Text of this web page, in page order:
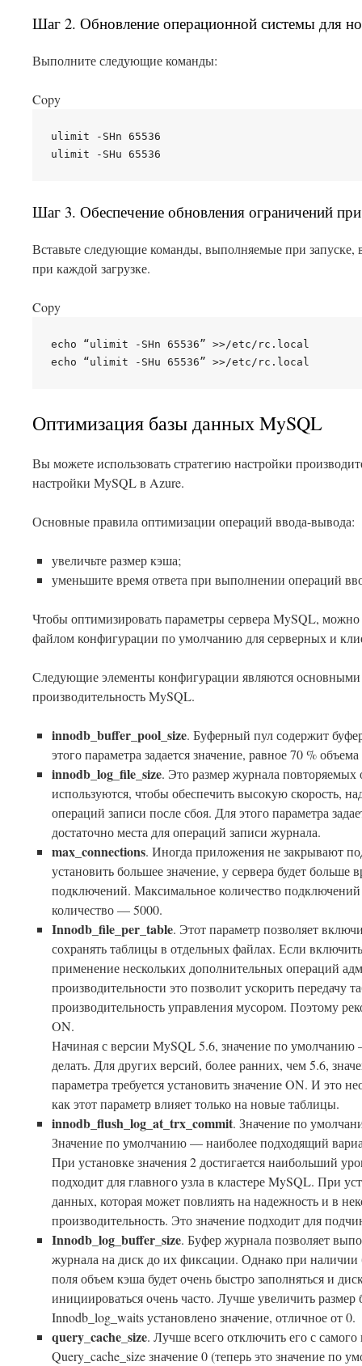
Шаг 2. Обновление операционной системы для
Выполните следующие команды:
Copy
ulimit -SHn 65536
Шаг 3. Обеспечение обновления ограничений при
Вставьте следующие команды, выполняемые при
при каждой загрузке.
Copy
echo “ulimit -SHn 65536” >>/etc/rc.local
Оптимизация базы данных MySQL
Вы можете использовать стратегию настройки
настройки MySQL в Azure.
Основные правила оптимизации операций ввода-вывода:
увеличьте размер кэша;
уменьшите время ответа при выполнении операций
Чтобы оптимизировать параметры сервера MySQL,
файлом конфигурации по умолчанию для серверных и
Следующие элементы конфигурации являются
производительность MySQL.
innodb_buffer_pool_size. Буферный пул содержит
этого параметра задается значение, равное 70 %
innodb_log_file_size. Это размер журнала
используются, чтобы обеспечить высокую скорость,
операций записи после сбоя. Для этого параметра
достаточно места для операций записи журнала.
max_connections. Иногда приложения не закрывают
установить большее значение, у сервера будет
подключений. Максимальное количество
количество — 5000.
Innodb_file_per_table. Этот параметр позволяет
сохранять таблицы в отдельных файлах. Если
применение нескольких дополнительных операций
производительности это позволит ускорить передачу
производительность управления мусором. Поэтому
ON.
Начиная с версии MySQL 5.6, значение по
делать. Для других версий, более ранних, чем 5.6,
параметра требуется установить значение ON. И это
как этот параметр влияет только на новые таблицы.
innodb_flush_log_at_trx_commit. Значение по
Значение по умолчанию — наиболее подходящий
При установке значения 2 достигается наибольший
подходит для главного узла в кластере MySQL. При
данных, которая может повлиять на надежность и в
производительность. Это значение подходит для
Innodb_log_buffer_size. Буфер журнала позволяет
журнала на диск до их фиксации. Однако при наличии
поля объем кэша будет очень быстро заполняться и
инициироваться очень часто. Лучше увеличить
Innodb_log_waits установлено значение, отличное от 0.
query_cache_size. Лучше всего отключить его с самого
Query_cache_size значение 0 (теперь это значение по